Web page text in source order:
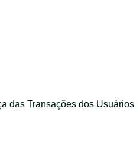
das Transações dos Usuários